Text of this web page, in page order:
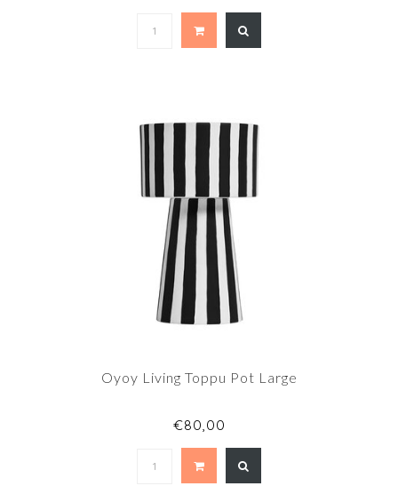
Oyoy Living Toppu Pot Large
€80,00